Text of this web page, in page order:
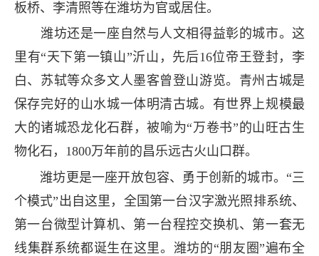
板桥、李清照等在潍坊为官或居住。
潍坊还是一座自然与人文相得益彰的城市。这
里有“天下第一镇山”沂山，先后16位帝王登封，李
白、苏轼等众多文人墨客曾登山游览。青州古城是
保存完好的山水城一体明清古城。有世界上规模最
大的诸城恐龙化石群，被喻为“万卷书”的山旺古生
物化石，1800万年前的昌乐远古火山口群。
潍坊更是一座开放包容、勇于创新的城市。“三
个模式”出自这里，全国第一台汉字激光照排系统、
第一台微型计算机、第一台程控交换机、第一套无
线集群系统都诞生在这里。潍坊的“朋友圈”遍布全